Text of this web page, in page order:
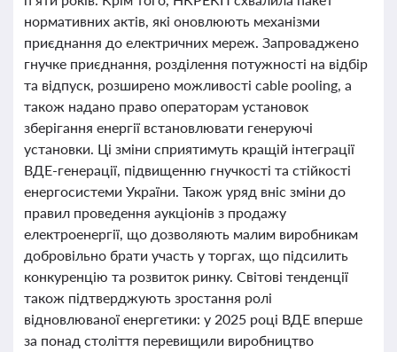
нормативних актів, які оновлюють механізми
приєднання до електричних мереж. Запроваджено
гнучке приєднання, розділення потужності на відбір
та відпуск, розширено можливості cable pooling, а
також надано право операторам установок
зберігання енергії встановлювати генеруючі
установки. Ці зміни сприятимуть кращій інтеграції
ВДЕ-генерації, підвищенню гнучкості та стійкості
енергосистеми України. Також уряд вніс зміни до
правил проведення аукціонів з продажу
електроенергії, що дозволяють малим виробникам
добровільно брати участь у торгах, що підсилить
конкуренцію та розвиток ринку. Світові тенденції
також підтверджують зростання ролі
відновлюваної енергетики: у 2025 році ВДЕ вперше
за понад століття перевищили виробництво